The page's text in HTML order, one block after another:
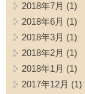
2018年7月 (1)
2018年6月 (1)
2018年3月 (1)
2018年2月 (1)
2018年1月 (1)
2017年12月 (1)